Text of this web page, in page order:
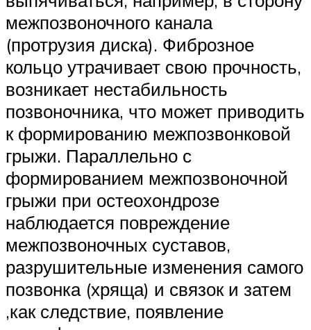
межпозвоночного канала
(протрузия диска). Фиброзное
кольцо утрачивает свою прочность,
возникает нестабильность
позвоночника, что может приводить
к формированию межпозвонковой
грыжи. Параллельно с
формированием межпозвоночной
грыжи при остеохондрозе
наблюдается повреждение
межпозвоночных суставов,
разрушительные изменения самого
позвонка (хряща) и связок и затем
,как следствие, появление